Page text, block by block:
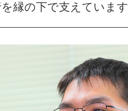
縁の下で支えています